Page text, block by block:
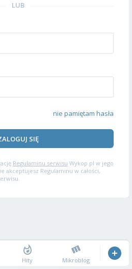
LUB
nie pamiętam hasła
SIĘ
Regulaminu serwisu Wykop.pl w jego
akceptujesz Regulaminu w całości,
Hity Mikroblog